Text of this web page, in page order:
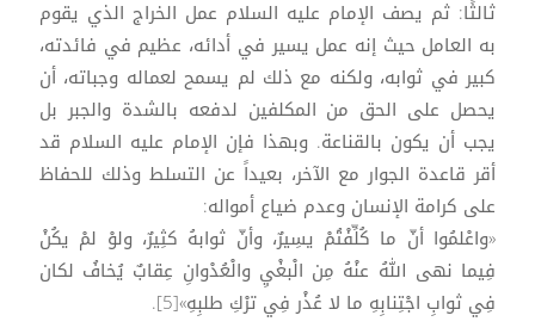
ثالثًا: ثم يصف الإمام عليه السلام عمل الخراج الذي يقوم
به العامل حيث إنه عمل يسير في أدائه، عظيم في فائدته،
كبير في ثوابه، ولكنه مع ذلك لم يسمح لعماله وجباته، أن
يحصل على الحق من المكلفين لدفعه بالشدة والجبر بل
يجب أن يكون بالقناعة. وبهذا فإن الإمام عليه السلام قد
أقر قاعدة الجوار مع الآخر، بعيداً عن التسلط وذلك للحفاظ
على كرامة الإنسان وعدم ضياع أمواله:
«واعْلمُوا أنّ ما كُلِّفْتُمْ يسِيرٌ، وأنّ ثوابهُ كثِيرٌ، ولوْ لمْ يكُنْ
فِيما نهى اللهُ عنْهُ مِن الْبغْيِ والْعُدْوانِ عِقابٌ يُخافُ لكان
فِي ثوابِ اجْتِنابِهِ ما لا عُذْر فِي ترْكِ طلبِهِ»[5].